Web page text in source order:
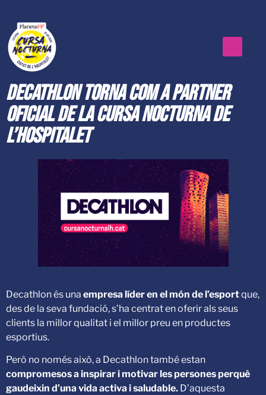
Decathlon torna com a partner
oficial de la Cursa Nocturna de
L’Hospitalet
Decathlon és una empresa líder en el món de l’esportque,
des de la seva fundació, s’ha centrat en oferir als seus
clients la millor qualitat i el millor preu en productes
esportius.
Però no només això, a Decathlon també estan
compromesos a inspirar i motivar les persones perquè
gaudeixin d’una vida activa i saludable. D’aquesta